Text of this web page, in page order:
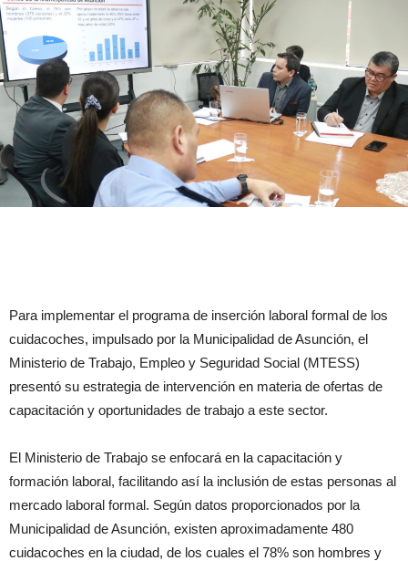
Para implementar el programa de inserción laboral formal de los
cuidacoches, impulsado por la Municipalidad de Asunción, el
Ministerio de Trabajo, Empleo y Seguridad Social (MTESS)
presentó su estrategia de intervención en materia de ofertas de
capacitación y oportunidades de trabajo a este sector.
El Ministerio de Trabajo se enfocará en la capacitación y
formación laboral, facilitando así la inclusión de estas personas al
mercado laboral formal. Según datos proporcionados por la
Municipalidad de Asunción, existen aproximadamente 480
cuidacoches en la ciudad, de los cuales el 78% son hombres y